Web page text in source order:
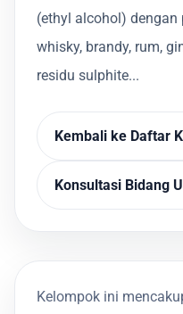
(ethyl alcohol) dengan
whisky, brandy, rum,
residu sulphite...
Kembali ke Daftar
Konsultasi Bidang
Kelompok ini